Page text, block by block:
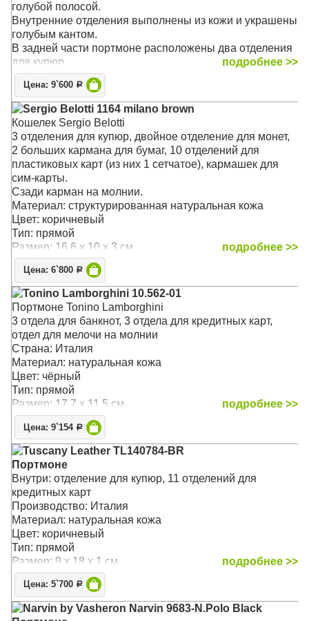
голубой полосой.
Внутренние отделения выполнены из кожи и украшены
голубым кантом.
В задней части портмоне расположены два отделения
для купюр.
В центральной – отдел для банковских/визитных карт,
дополнительный карман с окошком. внутренний
карман и монетница на кнопке.
Удобное портмоне из плотной кожи защитит
содержимое от влаги, банковские карты надежно
фиксируются карманами.
Изделие упаковано в фирменную коробку.
Материал: натуральная кожа
Цвет: чёрный
Тип: в одно сложение
Размер: 12 x 9.5 x 2.5 см
подробнее >>
Цена: 9`600 Р
Sergio Belotti 1164 milano brown
Кошелек Sergio Belotti
3 отделения для купюр, двойное отделение для монет,
2 больших кармана для бумаг, 10 отделений для
пластиковых карт (из них 1 сетчатое), кармашек для
сим-карты.
Сзади карман на молнии.
Материал: структурированная натуральная кожа
Цвет: коричневый
Тип: прямой
Размер: 16.6 x 10 x 3 см
подробнее >>
Цена: 6`800 Р
Tonino Lamborghini 10.562-01
Портмоне Tonino Lamborghini
3 отдела для банкнот, 3 отдела для кредитных карт,
отдел для мелочи на молнии
Страна: Италия
Материал: натуральная кожа
Цвет: чёрный
Тип: прямой
Размер: 17.7 x 11.5 см
подробнее >>
Цена: 9`154 Р
Tuscany Leather TL140784-BR
Портмоне
Внутри: отделение для купюр, 11 отделений для
кредитных карт
Производство: Италия
Материал: натуральная кожа
Цвет: коричневый
Тип: прямой
Размер: 9 x 18 x 1 см
подробнее >>
Цена: 5`700 Р
Narvin by Vasheron Narvin 9683-N.Polo Black